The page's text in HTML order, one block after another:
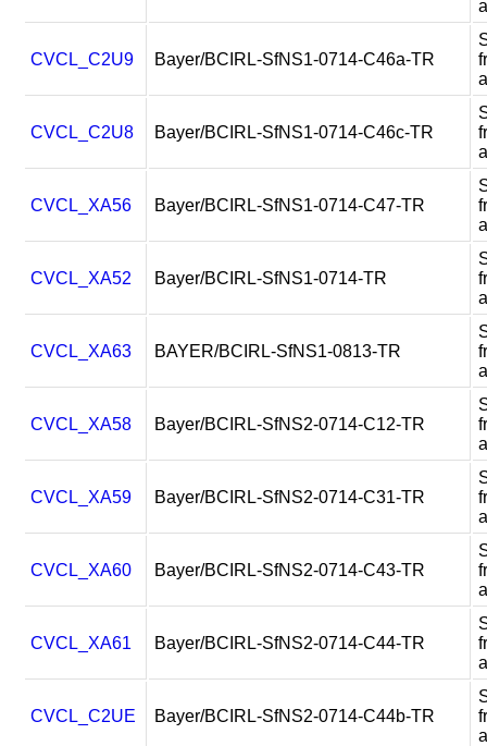
CVCL_C2U9 Bayer/BCIRL-SfNS1-0714-C46a-TR
CVCL_C2U8 Bayer/BCIRL-SfNS1-0714-C46c-TR
CVCL_XA56 Bayer/BCIRL-SfNS1-0714-C47-TR
CVCL_XA52 Bayer/BCIRL-SfNS1-0714-TR
CVCL_XA63 BAYER/BCIRL-SfNS1-0813-TR
CVCL_XA58 Bayer/BCIRL-SfNS2-0714-C12-TR
CVCL_XA59 Bayer/BCIRL-SfNS2-0714-C31-TR
CVCL_XA60 Bayer/BCIRL-SfNS2-0714-C43-TR
CVCL_XA61 Bayer/BCIRL-SfNS2-0714-C44-TR
CVCL_C2UE Bayer/BCIRL-SfNS2-0714-C44b-TR